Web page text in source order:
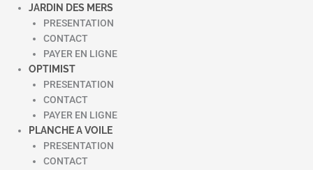
JARDIN DES MERS
PRESENTATION
CONTACT
PAYER EN LIGNE
OPTIMIST
PRESENTATION
CONTACT
PAYER EN LIGNE
PLANCHE A VOILE
PRESENTATION
CONTACT